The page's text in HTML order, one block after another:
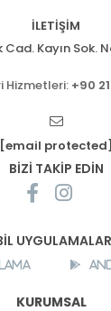
İLETİŞİM
Kayın Sok.
Hizmetleri: +90
[email protected]
BİZİ TAKİP EDİN
KURUMSAL